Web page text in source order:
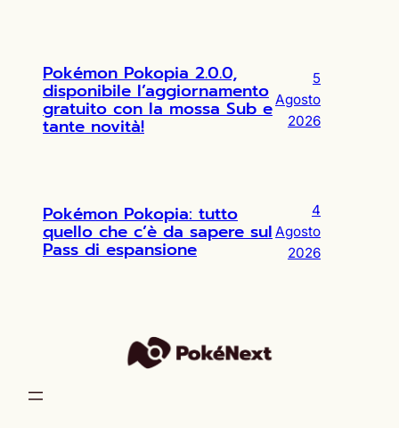
Pokémon Pokopia 2.0.0,
disponibile l’aggiornamento
gratuito con la mossa Sub e
tante novità!
5
Agosto
2026
Pokémon Pokopia: tutto
quello che c’è da sapere sul
Pass di espansione
4
Agosto
2026